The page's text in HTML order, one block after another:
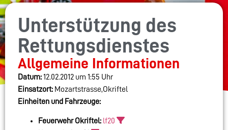
Unterstützung des
Rettungsdienstes
Allgemeine Informationen
Datum:12.02.2012 um 1:55 Uhr
Einsatzort: Mozartstrasse,Okriftel
Einheiten und Fahrzeuge:
Feuerwehr Okriftel: lf20